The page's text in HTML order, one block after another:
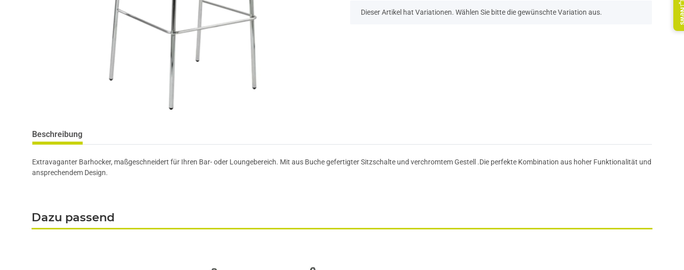
x
Dieser Artikel hat Variationen. Wählen Sie bitte die gewünschte Variation aus.
Beschreibung
Extravaganter Barhocker, maßgeschneidert für Ihren Bar- oder Loungebereich. Mit aus Buche gefertigter Sitzschalte und verchromtem Gestell .Die perfekte Kombination aus hoher Funktionalität und
ansprechendem Design.
Dazu passend